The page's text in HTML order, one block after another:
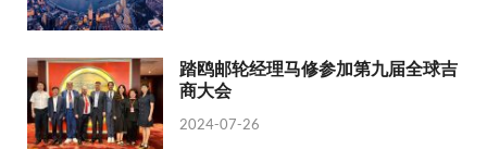
踏鸥邮轮经理马修参加第九届全球吉
商大会
2024-07-26